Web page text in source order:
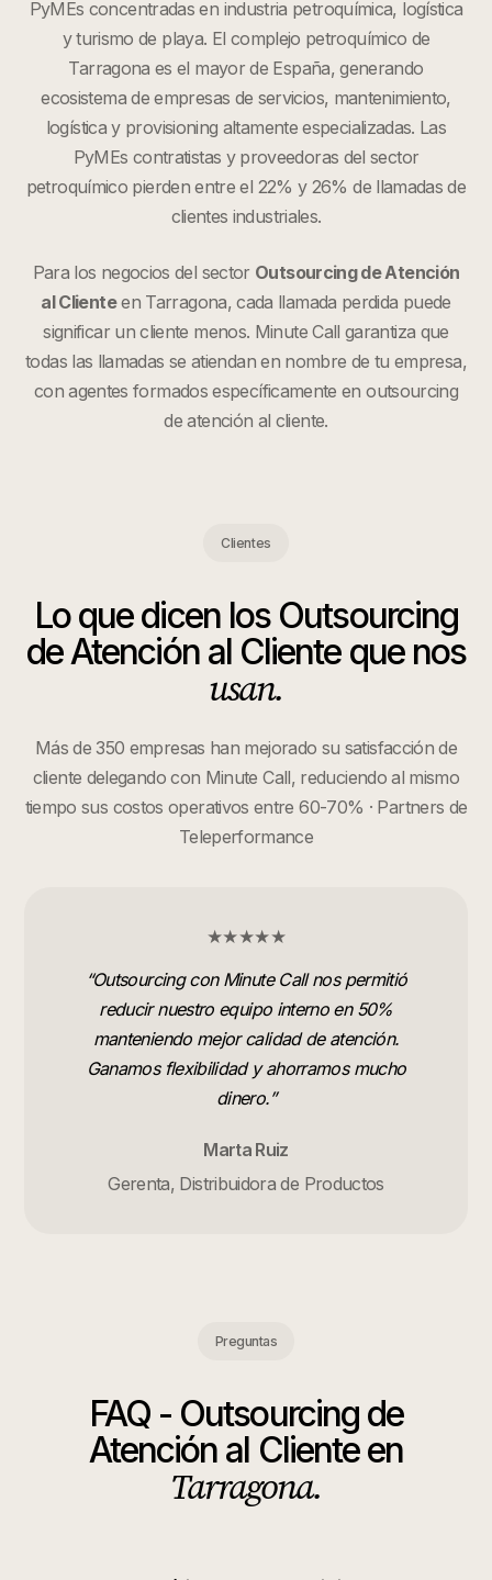
PyMEs concentradas en industria petroquímica, logística
y turismo de playa. El complejo petroquímico de
Tarragona es el mayor de España, generando
ecosistema de empresas de servicios, mantenimiento,
logística y provisioning altamente especializadas. Las
PyMEs contratistas y proveedoras del sector
petroquímico pierden entre el 22% y 26% de llamadas de
clientes industriales.
Para los negocios del sector Outsourcing de Atención
al Clienteen Tarragona, cada llamada perdida puede
significar un cliente menos. Minute Call garantiza que
todas las llamadas se atiendan en nombre de tu empresa,
con agentes formados específicamente enoutsourcing
de atención al cliente.
Clientes
Lo que dicen los Outsourcing
de Atención al Clienteque nos
usan.
Más de 350 empresas han mejorado su satisfacción de
cliente delegando con Minute Call, reduciendo al mismo
tiempo sus costos operativos entre 60-70% · Partners de
Teleperformance
★★★★★
“Outsourcing con Minute Call nos permitió
reducir nuestro equipo interno en 50%
manteniendo mejor calidad de atención.
Ganamos flexibilidad y ahorramos mucho
dinero.”
Marta Ruiz
Gerenta, Distribuidora de Productos
Preguntas
FAQ - Outsourcing de
Atención al Clienteen
Tarragona.